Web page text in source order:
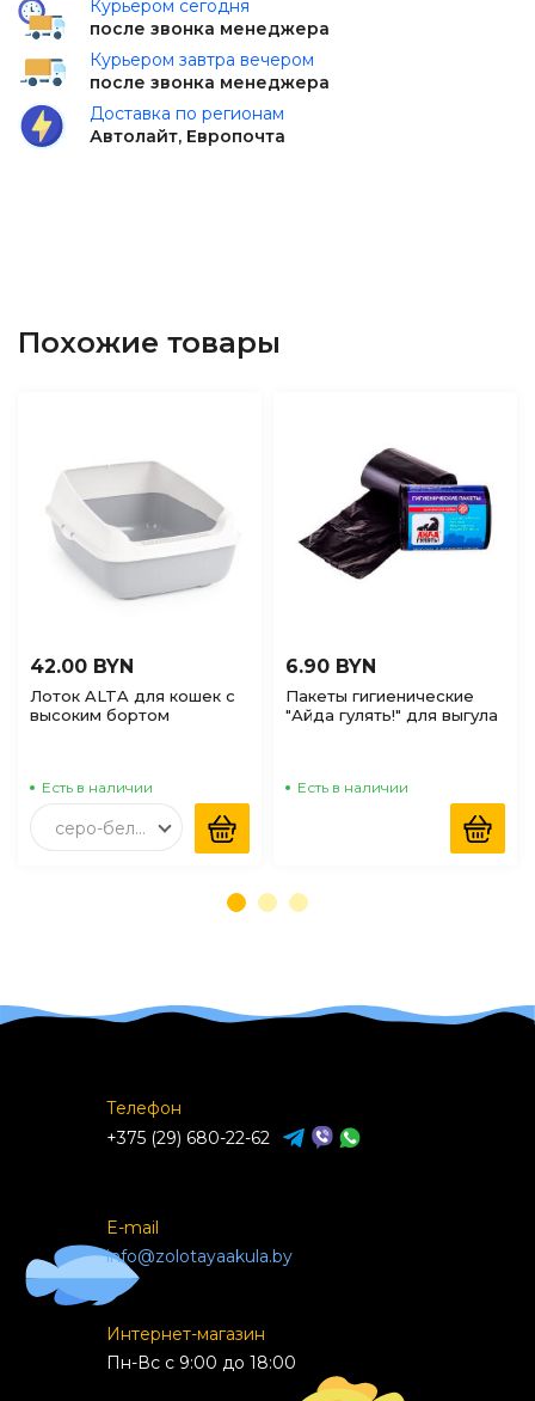
Курьером сегодня
после звонка менеджера
Курьером завтра вечером
после звонка менеджера
Доставка по регионам
Автолайт, Европочта
Похожие товары
42.00 BYN
Лоток ALTA для кошек с
высоким бортом
Есть в наличии
серо-белый
6.90 BYN
Пакеты гигиенические
"Айда гулять!" для выгула
Есть в наличии
Телефон
+375 (29) 680-22-62
E-mail
info@zolotayaakula.by
Интернет-магазин
Пн-Вс с 9:00 до 18:00